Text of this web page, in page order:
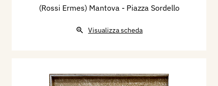
(Rossi Ermes) Mantova - Piazza Sordello
Visualizza scheda